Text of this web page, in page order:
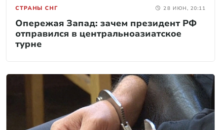
СТРАНЫ СНГ 28 ИЮН, 20:11
Опережая Запад: зачем президент РФ
отправился в центральноазиатское
турне